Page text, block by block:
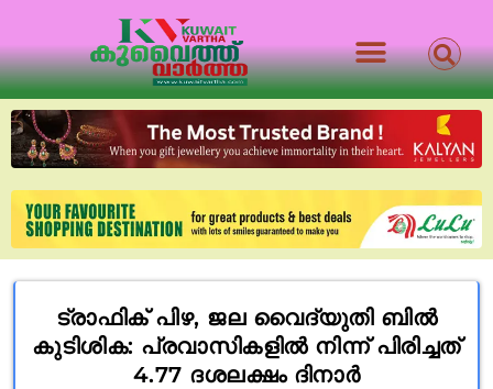
ട്രാഫിക് പിഴ, ജല വൈദ്യുതി ബിൽ
കുടിശിക: പ്രവാസികളിൽ നിന്ന് പിരിച്ചത്
4.77 ദശലക്ഷം ദിനാർ